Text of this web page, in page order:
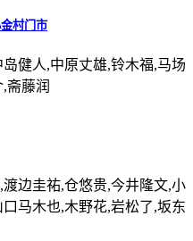
村门市
健人,中原丈雄,铃木福,马场
斋藤润
边圭祐,仓悠贵,今井隆文,小
马木也,木野花,岩松了,坂东